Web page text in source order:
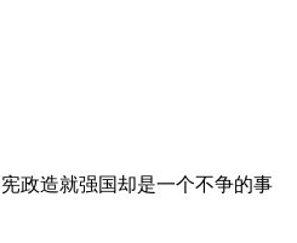
政造就强国却是一个不争的事